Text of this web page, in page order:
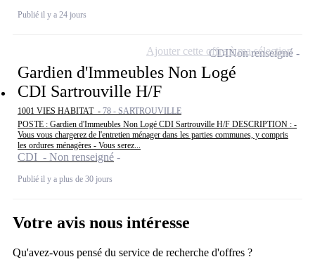
Publié il y a 24 jours
Gardien d'Immeubles Non Logé
CDI Sartrouville H/F
1001 VIES HABITAT - 78 - SARTROUVILLE
POSTE : Gardien d'Immeubles Non Logé CDI Sartrouville H/F DESCRIPTION : -
Vous vous chargerez de l'entretien ménager dans les parties communes, y compris
les ordures ménagères - Vous serez...
CDI - Non renseigné
Publié il y a plus de 30 jours
CDINon renseigné
Ajouter cette offre à ma sélection
Votre avis nous intéresse
Qu'avez-vous pensé du service de recherche d'offres ?